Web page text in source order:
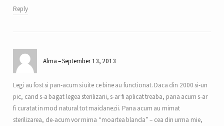
Reply
Alma September 13, 2013
Legi au fost si pan-acum si uite ce bine au functionat. Daca din 2000 si-un
pic, cand s-a bagat legea sterilizarii, s-ar fi aplicat treaba, pana acum s-ar
fi curatat in mod natural tot maidanezii. Pana acum au mimat
sterilizarea, de-acum vor mima “moartea blanda” – cea din urma mie,